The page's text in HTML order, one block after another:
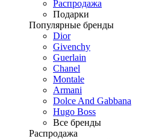
Распродажа
Подарки
Популярные бренды
Dior
Givenchy
Guerlain
Chanel
Montale
Armani
Dolce And Gabbana
Hugo Boss
Все бренды
Распродажа